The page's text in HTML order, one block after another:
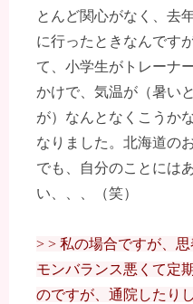
とんど関心がなく、去
に行ったときなんです
て、小学生がトレーナ
かけで、気温が（暑い
が）なんとなくこうか
なりました。北海道の
でも、自分のことには
い、、、（笑）
> > 私の場合ですが、
モンバランス悪くて定
のですが、通院したり